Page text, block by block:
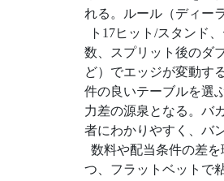
れる。ルール（ディー
ト17ヒット/スタンド
数、スプリット後のダ
ど）でエッジが変動す
件の良いテーブルを選
力差の源泉となる。バ
者にわかりやすく、バ
数料や配当条件の差を
つ、フラットベットで